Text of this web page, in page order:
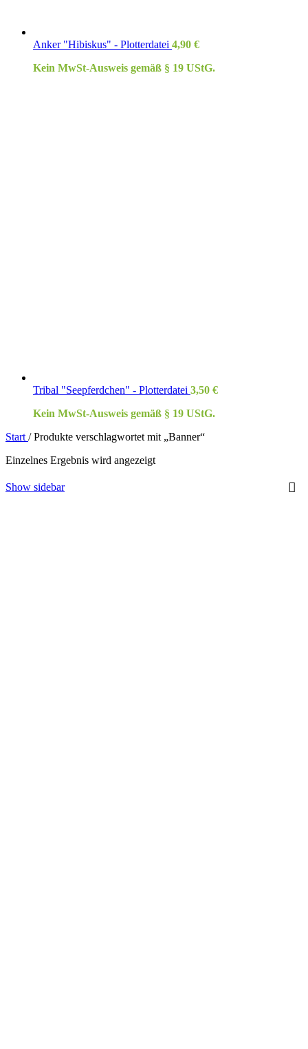
Anker "Hibiskus" - Plotterdatei 4,90 €
Kein MwSt-Ausweis gemäß § 19 UStG.
Tribal "Seepferdchen" - Plotterdatei 3,50 €
Kein MwSt-Ausweis gemäß § 19 UStG.
Start / Produkte verschlagwortet mit „Banner“
Einzelnes Ergebnis wird angezeigt
Show sidebar